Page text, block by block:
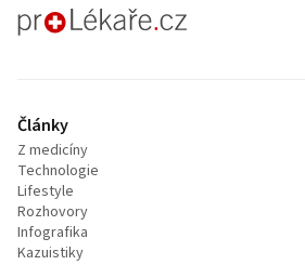
proLékaře.cz
Články
Z medicíny
Technologie
Lifestyle
Rozhovory
Infografika
Kazuistiky